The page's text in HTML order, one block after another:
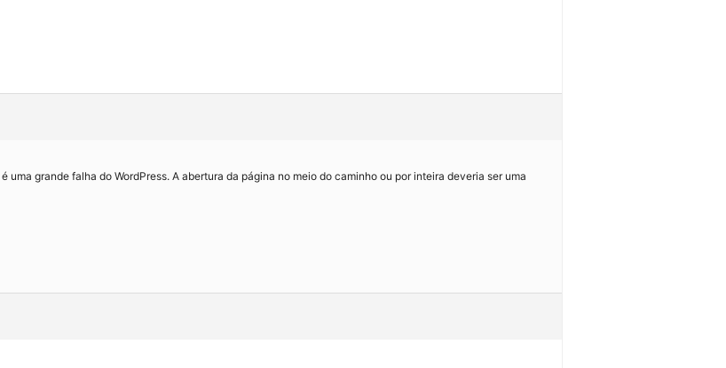
uma grande falha do WordPress. A abertura da página no meio do caminho ou por inteira deveria ser uma